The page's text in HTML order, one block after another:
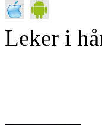
Leker i